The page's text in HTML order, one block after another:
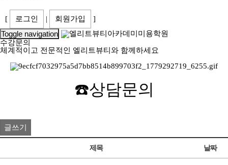
[ 로그인 | 회원가입 ]
Toggle navigation
수강문의
체계적이고 전문적인 엘리트뷰티와 함께하세요
☎️상담문의
글쓰기
제목 날짜